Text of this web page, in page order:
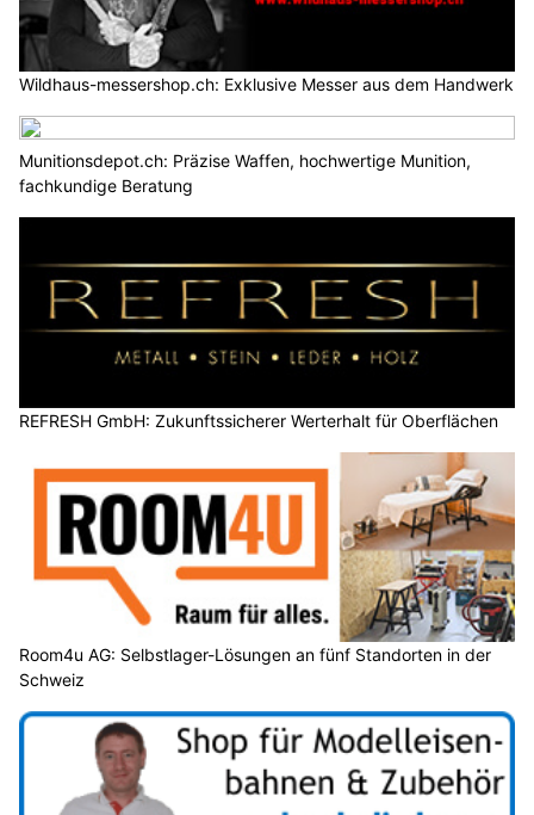
Wildhaus-messershop.ch: Exklusive Messer aus dem Handwerk
Munitionsdepot.ch: Präzise Waffen, hochwertige Munition,
fachkundige Beratung
REFRESH GmbH: Zukunftssicherer Werterhalt für Oberflächen
Room4u AG: Selbstlager-Lösungen an fünf Standorten in der
Schweiz